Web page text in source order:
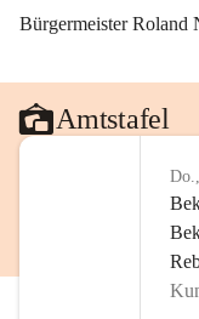
Bürgermeister Roland
Amtstafel